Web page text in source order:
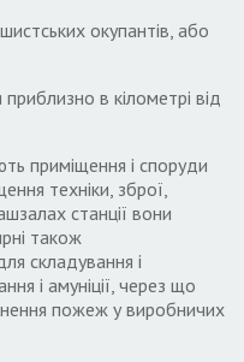
окупантів, або
в кілометрі від
приміщення і споруди
техніки, зброї,
станції вони
також
складування і
і амуніції, через що
пожеж у виробничих